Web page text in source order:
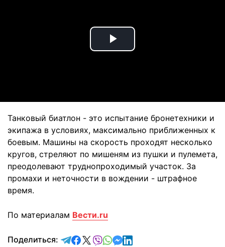
Play
Танковый биатлон - это испытание бронетехники и
экипажа в условиях, максимально приближенных к
боевым. Машины на скорость проходят несколько
кругов, стреляют по мишеням из пушки и пулемета,
преодолевают труднопроходимый участок. За
промахи и неточности в вождении - штрафное
время.
По материалам Вести.ru
Поделиться: отправить в Telegram
поделиться в Facebook
поделиться в X
отправить в Viber
отправить в Whatsapp
отправить в Messenger
отправить в LinkedIn